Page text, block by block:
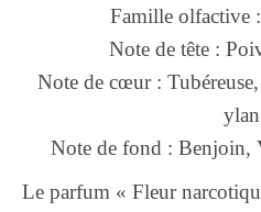
Famille olfactive
Note de tête :
Note de cœur :
Note de fond : Benjoin,
Le parfum « Fleur